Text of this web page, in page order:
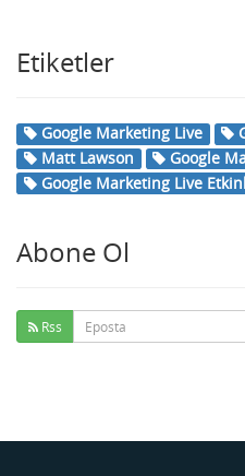
Etiketler
Google Marketing Live
Matt Lawson
Google
Google Marketing Live
Abone Ol
Rss